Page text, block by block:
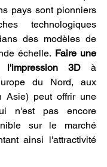
pays sont pionniers
technologiques
des modèles de
échelle. Faire une
l'impression 3D à
du Nord, aux
Asie) peut offrir une
n'est pas encore
sur le marché
ainsi l'attractivité